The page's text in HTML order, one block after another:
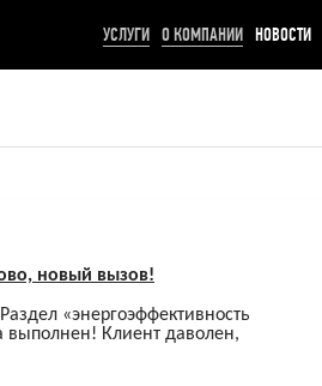
УСЛУГИ О КОМПАНИИ НОВОСТИ
новый вызов!
«энергоэффективность
Клиент даволен,